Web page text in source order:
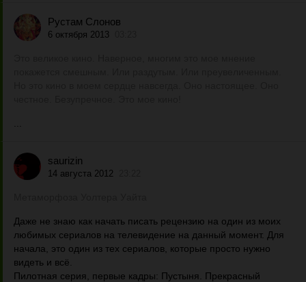
Рустам Слонов
6 октября 2013
saurizin
14 августа 2012
Даже не знаю как начать писать рецензию на один из моих
любимых сериалов на телевидение на данный момент. Для
начала, это один из тех сериалов, которые просто нужно
видеть и всё.
Пилотная серия, первые кадры: Пустыня. Прекрасный